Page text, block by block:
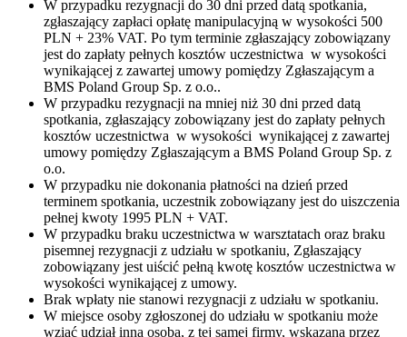
W przypadku rezygnacji do 30 dni przed datą spotkania,
zgłaszający zapłaci opłatę manipulacyjną w wysokości 500
PLN + 23% VAT. Po tym terminie zgłaszający zobowiązany
jest do zapłaty pełnych kosztów uczestnictwa w wysokości
wynikającej z zawartej umowy pomiędzy Zgłaszającym a
BMS Poland Group Sp. z o.o..
W przypadku rezygnacji na mniej niż 30 dni przed datą
spotkania, zgłaszający zobowiązany jest do zapłaty pełnych
kosztów uczestnictwa w wysokości wynikającej z zawartej
umowy pomiędzy Zgłaszającym a BMS Poland Group Sp. z
o.o.
W przypadku nie dokonania płatności na dzień przed
terminem spotkania, uczestnik zobowiązany jest do uiszczenia
pełnej kwoty 1995 PLN + VAT.
W przypadku braku uczestnictwa w warsztatach oraz braku
pisemnej rezygnacji z udziału w spotkaniu, Zgłaszający
zobowiązany jest uiścić pełną kwotę kosztów uczestnictwa w
wysokości wynikającej z umowy.
Brak wpłaty nie stanowi rezygnacji z udziału w spotkaniu.
W miejsce osoby zgłoszonej do udziału w spotkaniu może
wziąć udział inna osoba, z tej samej firmy, wskazana przez